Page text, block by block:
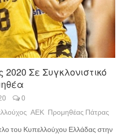
Σε Συγκλονιστικό
0
ΑΕΚ Προμηθέας Πάτρας
του Κυπελλούχου Ελλάδας στην